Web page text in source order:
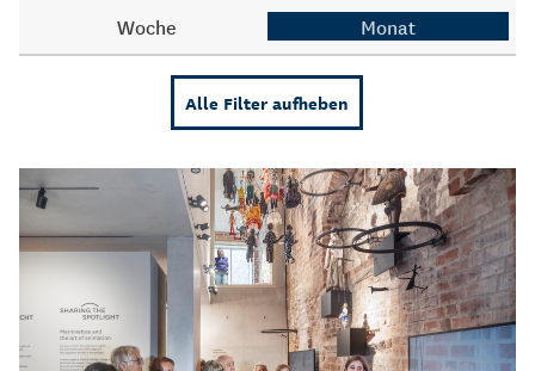
Woche Monat
Alle Filter aufheben